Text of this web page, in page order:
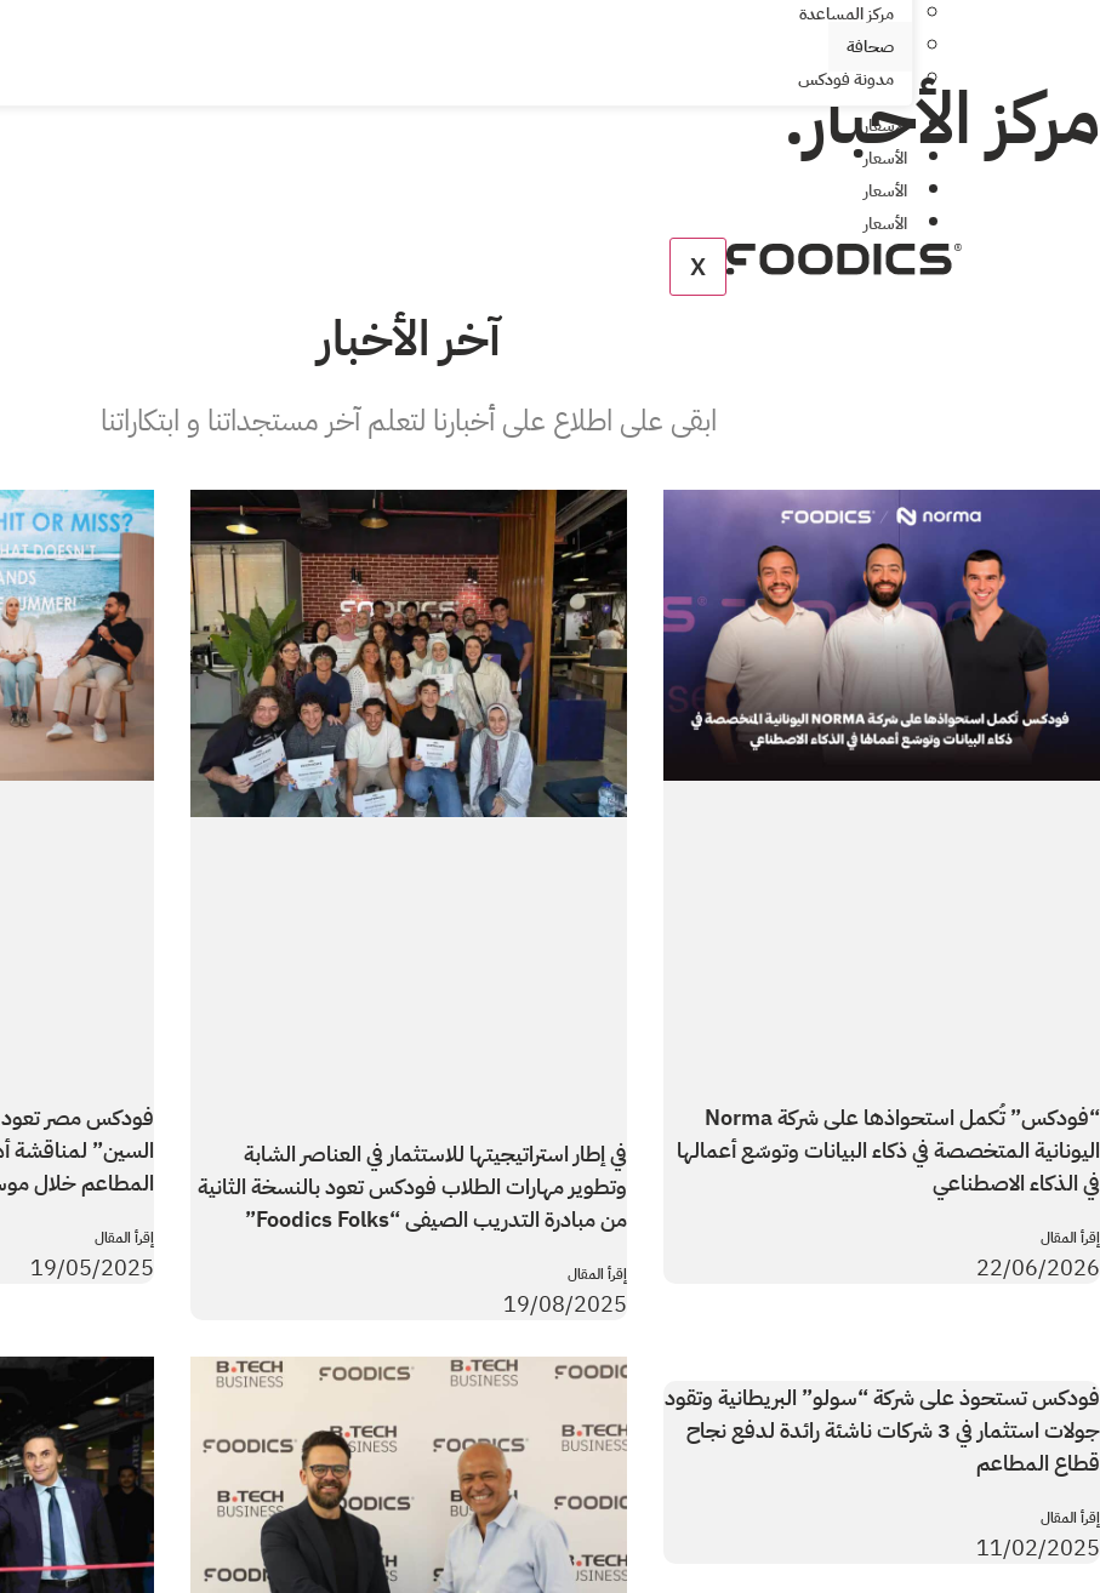
مركز المساعدة
صحافة
مدونة فودكس
الأسعار
الأسعار
الأسعار
الأسعار
X
مركز الأخبار.
آخر الأخبار
ابقى على اطلاع على أخبارنا لتعلم آخر مستجداتنا و ابتكاراتنا
“فودكس” تُكمل استحواذها على شركة Norma
اليونانية المتخصصة في ذكاء البيانات وتوسّع أعمالها
في الذكاء الاصطناعي
إقرأ المقال
22/06/2026
في إطار استراتيجيتها للاستثمار في العناصر الشابة
وتطوير مهارات الطلاب فودكس تعود بالنسخة الثانية
من مبادرة التدريب الصيفى “Foodics Folks”
إقرأ المقال
19/08/2025
فودكس مصر تعود
السين” لمناقشة
المطاعم خلال
إقرأ المقال
19/05/2025
فودكس تستحوذ على شركة “سولو” البريطانية وتقود
جولات استثمار في 3 شركات ناشئة رائدة لدفع نجاح
قطاع المطاعم
إقرأ المقال
11/02/2025